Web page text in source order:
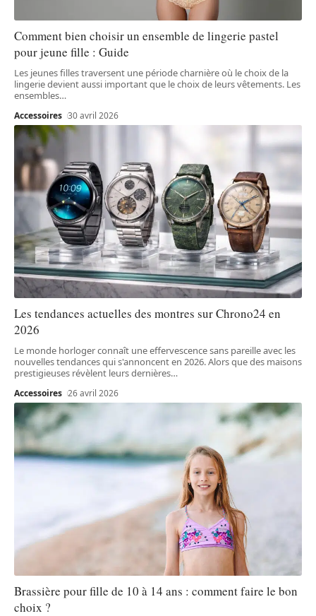
Comment bien choisir un ensemble de lingerie pastel
pour jeune fille : Guide
Les jeunes filles traversent une période charnière où le choix de la
lingerie devient aussi important que le choix de leurs vêtements. Les
ensembles…
Accessoires 30 avril 2026
Les tendances actuelles des montres sur Chrono24 en
2026
Le monde horloger connaît une effervescence sans pareille avec les
nouvelles tendances qui s'annoncent en 2026. Alors que des maisons
prestigieuses révèlent leurs dernières…
Accessoires 26 avril 2026
Brassière pour fille de 10 à 14 ans : comment faire le bon
choix ?